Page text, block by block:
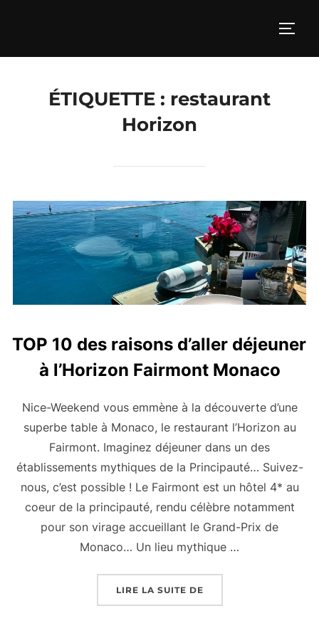
ÉTIQUETTE : restaurant
Horizon
TOP 10 des raisons d’aller déjeuner
à l’Horizon Fairmont Monaco
Nice-Weekend vous emmène à la découverte d’une
superbe table à Monaco, le restaurant l’Horizon au
Fairmont. Imaginez déjeuner dans un des
établissements mythiques de la Principauté… Suivez-
nous, c’est possible ! Le Fairmont est un hôtel 4* au
coeur de la principauté, rendu célèbre notamment
pour son virage accueillant le Grand-Prix de
Monaco… Un lieu mythique …
LIRE LA SUITE DE« TOP 10 DES